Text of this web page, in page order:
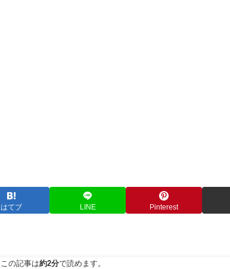
はてブ LINE Pinterest
この記事は約2分で読めます。